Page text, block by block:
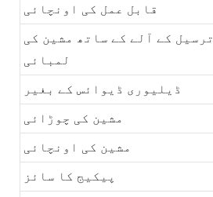
قابل عمل کی اونچائی
ترسیل کے آلے کے ساتھ مشین کی
لمبائی
ڈیلیوری ڈیوائس کے بغیر
مشین کی چوڑائی
مشین کی اونچائی
پیکیج کا سائز